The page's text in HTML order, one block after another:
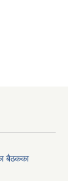
बैठकका